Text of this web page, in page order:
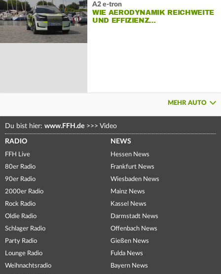
A2 e-tron
WIE AERODYNAMIK REICHWEITE
UND EFFIZIENZ…
MEHR AUTO
Du bist hier: www.FFH.de >>> Video
RADIO
FFH Live
80er Radio
90er Radio
2000er Radio
Rock Radio
Oldie Radio
Schlager Radio
Party Radio
Lounge Radio
Weihnachtsradio
NEWS
Hessen News
Frankfurt News
Wiesbaden News
Mainz News
Kassel News
Darmstadt News
Offenbach News
Gießen News
Fulda News
Bayern News